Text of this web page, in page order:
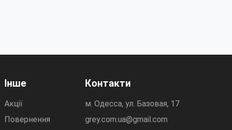
Інше
Акції
Повернення
Контакти
м. Одесса, ул. Базовая, 17
grey.com.ua@gmail.com